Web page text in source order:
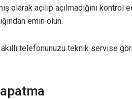
olarak açılıp açılmadığını kontrol
emin olun.
telefonunuzu teknik servise